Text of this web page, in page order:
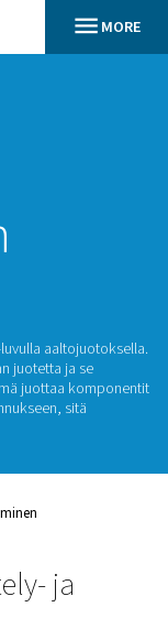
1950-luvulla